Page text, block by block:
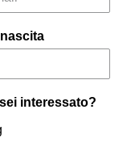
interessato?